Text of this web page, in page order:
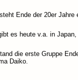
Ende der 20er
es heute v.a. in
die erste Gruppe
Daiko.